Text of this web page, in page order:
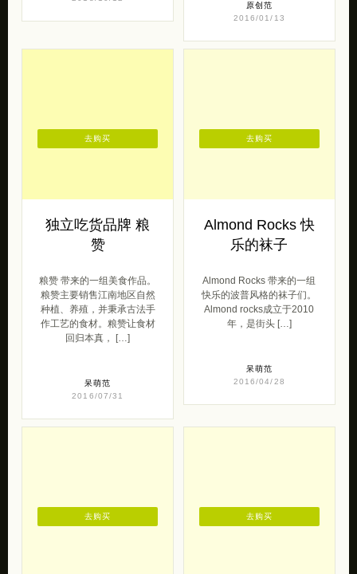
原创范
2016/01/13
独立吃货品牌 粮
赞
粮赞 带来的一组美食作品。
粮赞主要销售江南地区自然
种植、养殖，并秉承古法手
作工艺的食材。粮赞让食材
回归本真， […]
呆萌范
2016/07/31
去购买
Almond Rocks 快
乐的袜子
Almond Rocks 带来的一组
快乐的波普风格的袜子们。
Almond rocks成立于2010
年，是街头 […]
呆萌范
2016/04/28
去购买
去购买 去购买